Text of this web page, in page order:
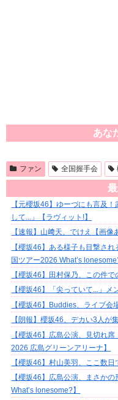
あな
ファン 全国握手会
【元櫻坂46】ゆーづにも言及
して...」【ラヴィット!】
【速報】山﨑天、でけえ【画像
【櫻坂46】ある様子も目撃さ
国ツアー2026 What’s
【櫻坂46】田村保乃、この件
【櫻坂46】「尖っていて...」
【櫻坂46】Buddies、ライブ会
【朗報】櫻坂46、デカい3人が
【櫻坂46】広島公演、見切れ
2026 広島グリーンアリーナ】
【櫻坂46】村山美羽、ここ数日
【櫻坂46】広島公演、まさか
What’s lonesome?】